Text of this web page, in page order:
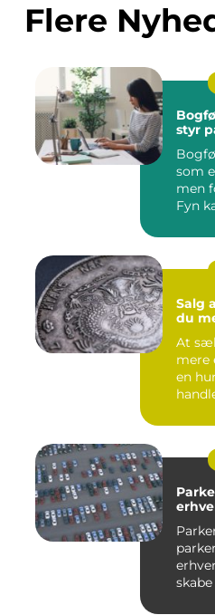
Flere
Bogføring
styr
som
men
Fyn
Salg
du
At
mere
en